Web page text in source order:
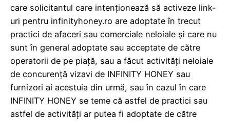
care solicitantul care intenționează să activeze link-
uri pentru infinityhoney.ro are adoptate în trecut
practici de afaceri sau comerciale neloiale și care nu
sunt în general adoptate sau acceptate de către
operatorii de pe piață, sau a făcut activități neloiale
de concurență vizavi de INFINITY HONEY sau
furnizori ai acestuia din urmă, sau în cazul în care
INFINITY HONEY se teme că astfel de practici sau
astfel de activități ar putea fi adoptate de către